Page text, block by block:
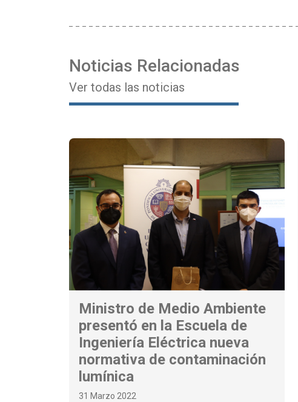
Noticias Relacionadas
Ver todas las noticias
Ministro de Medio Ambiente
presentó en la Escuela de
Ingeniería Eléctrica nueva
normativa de contaminación
lumínica
31 Marzo 2022